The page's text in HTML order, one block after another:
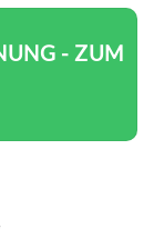
- ZUM A